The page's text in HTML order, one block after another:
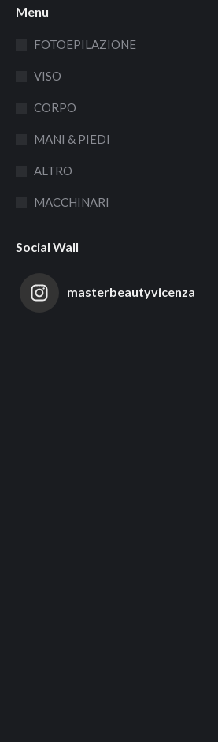
opens
windowwindow
Menu
FOTOEPILAZIONE
VISO
CORPO
MANI & PIEDI
ALTRO
MACCHINARI
Social Wall
masterbeautyvicenza